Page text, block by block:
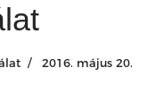
2016. május 20.